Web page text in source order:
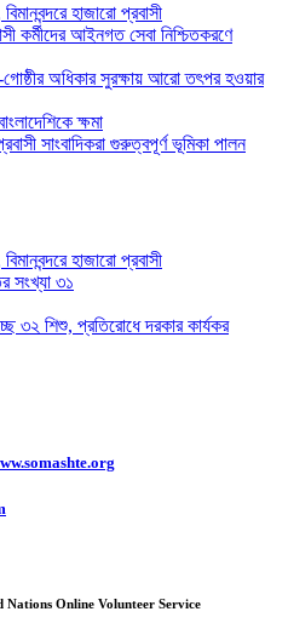
হাজারো প্রবাসী
কর্মীদের আইনগত সেবা নিশ্চিতকরণে
অধিকার সুরক্ষায় আরো তৎপর হওয়ার
ক্ষমা
সাংবাদিকরা গুরুত্বপূর্ণ ভূমিকা পালন
হাজারো প্রবাসী
সংখ্যা ৩১
৩২ শিশু, প্রতিরোধে দরকার কার্যকর
Nations Online Volunteer Service